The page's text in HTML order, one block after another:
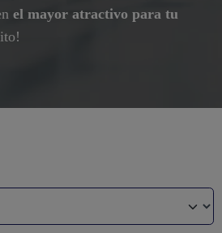
el mayor atractivo para tu